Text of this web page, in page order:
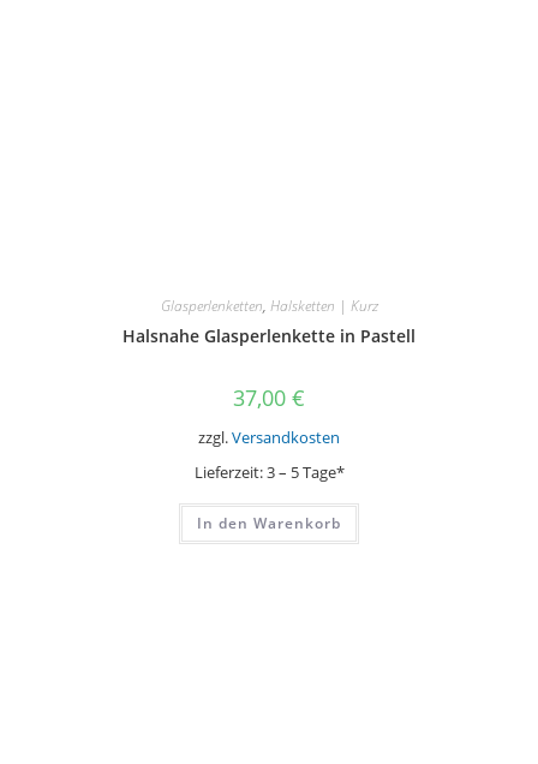
Glasperlenketten, Halsketten | Kurz
Halsnahe Glasperlenkette in Pastell
37,00 €
zzgl.Versandkosten
Lieferzeit:3 – 5 Tage*
In den Warenkorb